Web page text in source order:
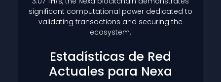
significant computational power dedicated to
validating transactions and securing the
ecosystem.
Estadísticas de Red
Actuales para Nexa